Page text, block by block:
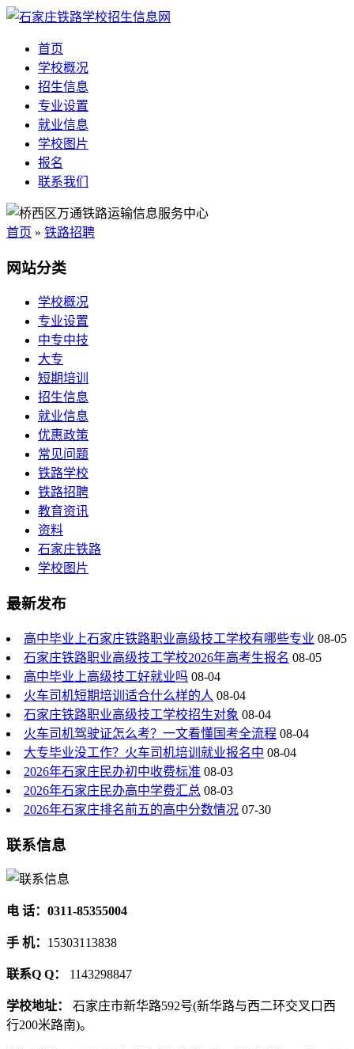
首页
学校概况
招生信息
专业设置
就业信息
学校图片
报名
联系我们
首页 » 铁路招聘
网站分类
学校概况
专业设置
中专中技
大专
短期培训
招生信息
就业信息
优惠政策
常见问题
铁路学校
铁路招聘
教育资讯
资料
石家庄铁路
学校图片
最新发布
高中毕业上石家庄铁路职业高级技工学校有哪些专业 08-05
石家庄铁路职业高级技工学校2026年高考生报名 08-05
高中毕业上高级技工好就业吗 08-04
火车司机短期培训适合什么样的人 08-04
石家庄铁路职业高级技工学校招生对象 08-04
火车司机驾驶证怎么考？一文看懂国考全流程 08-04
大专毕业没工作？火车司机培训就业报名中 08-04
2026年石家庄民办初中收费标准 08-03
2026年石家庄民办高中学费汇总 08-03
2026年石家庄排名前五的高中分数情况 07-30
联系信息
电 话：0311-85355004
手 机： 15303113838
联系Q Q： 1143298847
学校地址： 石家庄市新华路592号(新华路与西二环交叉口西
行200米路南)。